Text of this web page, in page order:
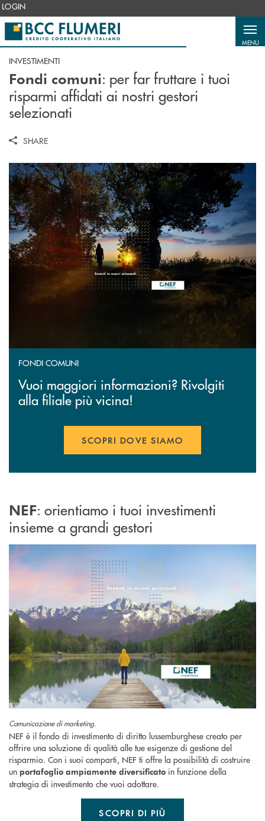
Salta al contenuto principale
LOGIN
MENU
INVESTIMENTI
Fondi comuni: per far fruttare i tuoi
risparmi affidati ai nostri gestori
selezionati
SHARE
FONDI COMUNI
Vuoi maggiori informazioni? Rivolgiti
alla filiale più vicina!
SCOPRI DOVE SIAMO
NEF: orientiamo i tuoi investimenti
insieme a grandi gestori
Comunicazione di marketing.
NEF è il fondo di investimento di diritto lussemburghese creato per
offrire una soluzione di qualità alle tue esigenze di gestione del
risparmio. Con i suoi comparti, NEF ti offre la possibilità di costruire
un portafoglio ampiamente diversificato in funzione della
strategia di investimento che vuoi adottare.
SCOPRI DI PIÙ